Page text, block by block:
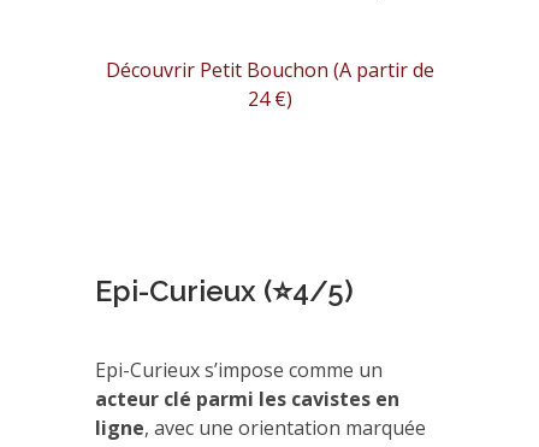
Découvrir Petit Bouchon (A partir de
24 €)
Epi-Curieux (⭐4/5)
Epi-Curieux s’impose comme un
acteur clé parmi les cavistes en
ligne, avec une orientation marquée